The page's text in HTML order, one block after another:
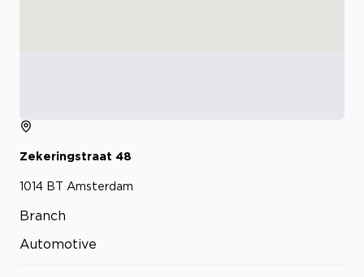
Zekeringstraat 48
1014 BT Amsterdam
Branch
Automotive